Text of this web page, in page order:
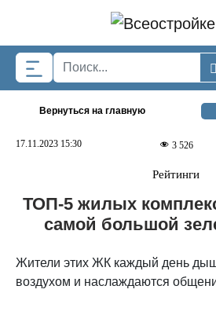
Вернуться на главную
17.11.2023 15:30 3 526
Рейтинги
ТОП-5 жилых
самой большой
Жители этих ЖК каждый день
воздухом и наслаждаются